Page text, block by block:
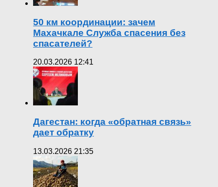
50 км координации: зачем
Махачкале Служба спасения без
спасателей?
20.03.2026 12:41
Дагестан: когда «обратная связь»
дает обратку
13.03.2026 21:35